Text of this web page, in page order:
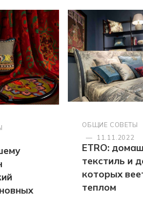
ОБЩИЕ СОВЕТЫ
—
11.11.2022
ETRO:
текстиль и
которых
теплом